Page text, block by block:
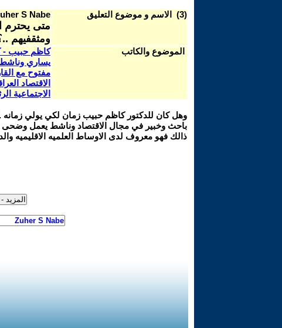
(3) الاسم و موضوع التعليق S Nabe
متى يحترم
ومثقفيهم
الموضوع والكاتب
كاظم حبيب -
يساري
مفتوح مع
الاقتصاد
الاجتماعية
وهل كان للدكتور كاظم حبيب زمان لكي يولي زمانه
باحث وخبير في مجال الاقتصاد وناشط يعمل وضحى
ذالك فهو معروف لدى الاوساط العلميه الاقليميه